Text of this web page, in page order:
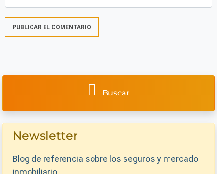
Buscar
Newsletter
Blog de referencia sobre los seguros y mercado
inmobiliario